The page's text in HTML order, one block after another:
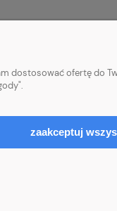
i koszty dostawy
dostosować ofertę do
zaakceptuj